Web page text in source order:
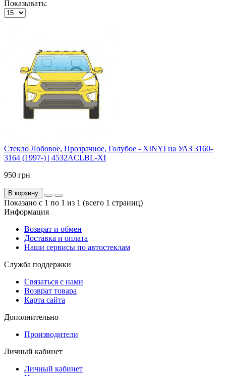
Показывать:
Стекло Лобовое, Прозрачное, Голубое - XINYI на УАЗ 3160-
3164 (1997-) | 4532ACLBL-XI
950 грн
В корзину
Показано с 1 по 1 из 1 (всего 1 страниц)
Информация
Возврат и обмен
Доставка и оплата
Наши сервисы по автостеклам
Служба поддержки
Связаться с нами
Возврат товара
Карта сайта
Дополнительно
Производители
Личный кабинет
Личный кабинет